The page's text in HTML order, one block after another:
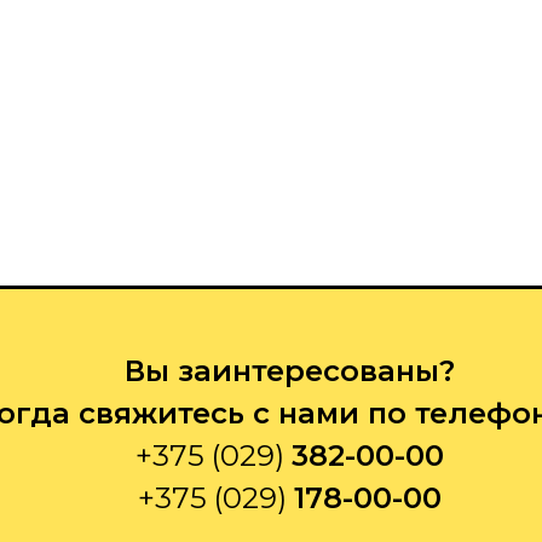
Вы заинтересованы?
свяжитесь с нами по
+375 (029) 382-00-00
+375 (029) 178-00-00